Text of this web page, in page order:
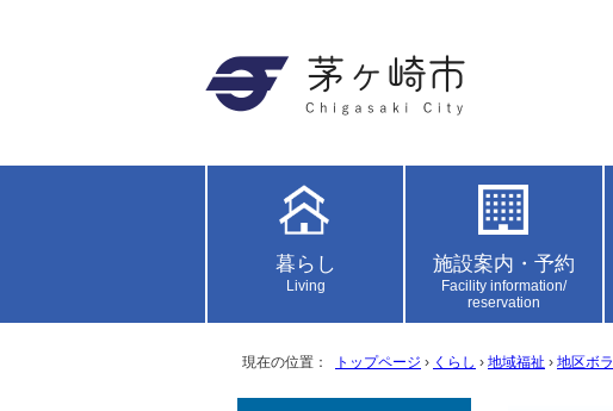
暮らし
Living
施設案内・予約
Facility information/
reservation
現在の位置： トップページ › くらし › 地域福祉 › 地区ボ